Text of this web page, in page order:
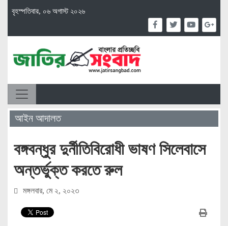
বৃহস্পতিবার, ০৬ অগাস্ট ২০২৬
আইন আদালত
বঙ্গবন্ধুর দুর্নীতিবিরোধী ভাষণ সিলেবাসে
অন্তর্ভুক্ত করতে রুল
মঙ্গলবার, মে ২, ২০২৩